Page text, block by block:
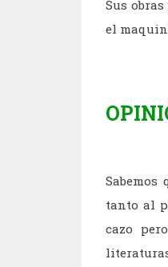
Sus
el
tanto al
cazo